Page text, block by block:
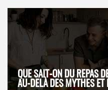
QUE SAIT-ON DU REPAS
AU-DELÀ DES MYTHES